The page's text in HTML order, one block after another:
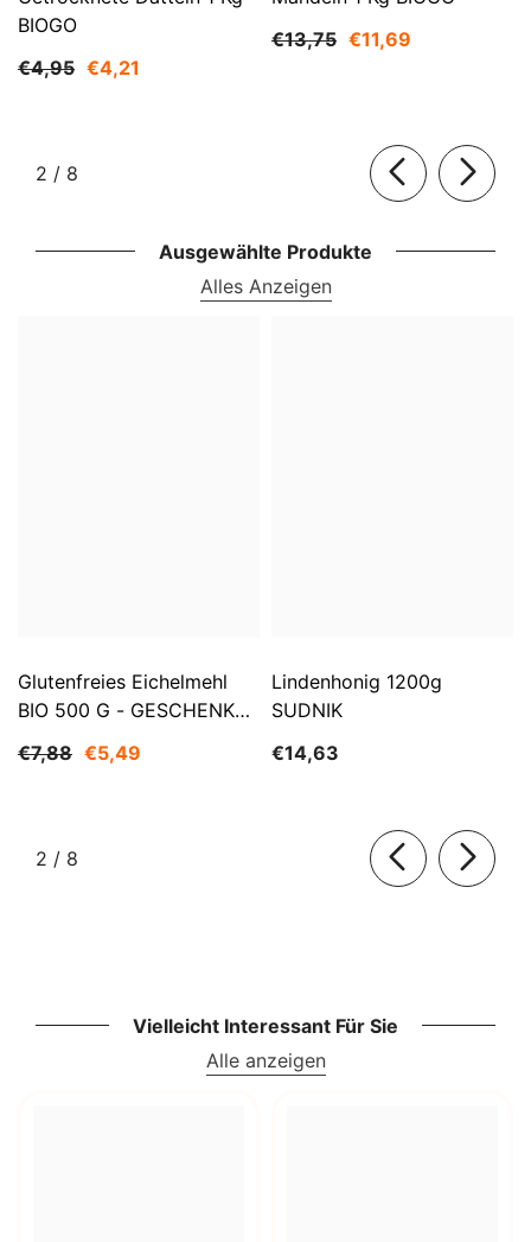
BIOGO
€4,95 €4,21
€13,75 €11,69
2 / von
8
Ausgewählte Produkte
Alles Anzeigen
Glutenfreies Eichelmehl
BIO 500 G - GESCHENKE
€7,88 €5,49
Lindenhonig 1200g
SUDNIK
€14,63
2 / von
8
Vielleicht Interessant Für Sie
Alle anzeigen